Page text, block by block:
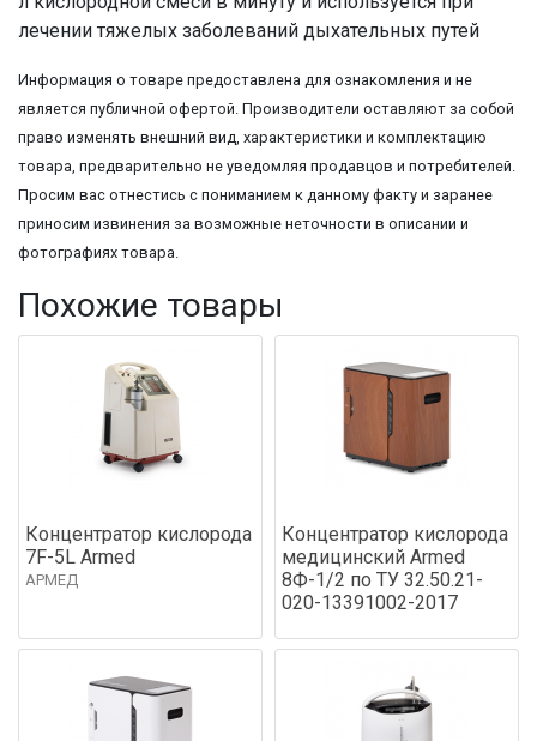
лечении тяжелых заболеваний дыхательных путей
Информация о товаре предоставлена для ознакомления и не
является публичной офертой. Производители оставляют за собой
право изменять внешний вид, характеристики и комплектацию
товара, предварительно не уведомляя продавцов и потребителей.
Просим вас отнестись с пониманием к данному факту и заранее
приносим извинения за возможные неточности в описании и
фотографиях товара.
Похожие товары
Концентратор кислорода
7F-5L Armed
АРМЕД
Концентратор кислорода
медицинский Armed
8Ф-1/2 по ТУ 32.50.21-
020-13391002-2017